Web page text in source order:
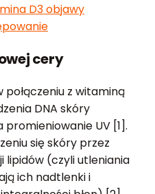
D3 objawy
cery
połączeniu z witaminą
DNA skóry
promieniowanie UV [1].
się skóry przez
lipidów (czyli utleniania
ich nadtlenki i